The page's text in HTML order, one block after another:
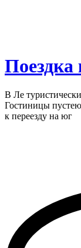
Поездка
В Ле
Гостиницы
к переезду на юг